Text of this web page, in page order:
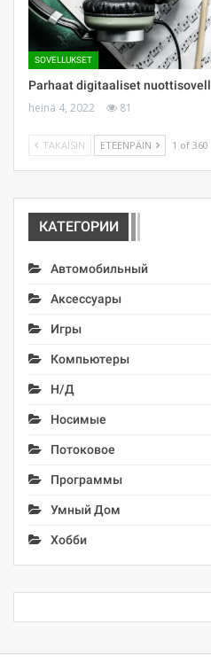
SOVELLUKSET
Parhaat digitaaliset
heinä 4, 2022 81
TAKAISIN ETEENPÄIN 1 of 360
КАТЕГОРИИ
Автомобильный
Аксессуары
Игры
Компьютеры
Н/Д
Носимые
Потоковое
Программы
Умный Дом
Хобби